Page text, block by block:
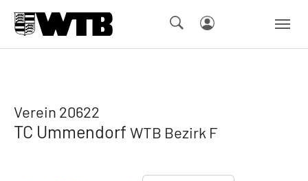
Verein 20622
TC Ummendorf WTB Bezirk F